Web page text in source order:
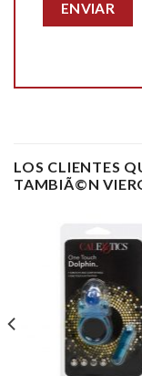
LOS CLIENTES
TAMBIÃ©N